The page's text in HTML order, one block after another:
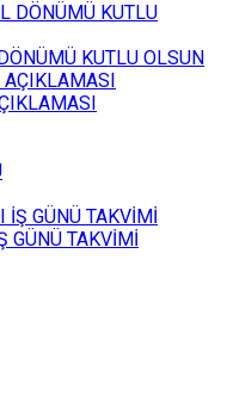
KUTLU OLSUN
GÜNÜ TAKVİMİ